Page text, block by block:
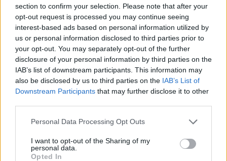
section to confirm your selection. Please note that after your
opt-out request is processed you may continue seeing
interest-based ads based on personal information utilized by
us or personal information disclosed to third parties prior to
your opt-out. You may separately opt-out of the further
disclosure of your personal information by third parties on the
IAB’s list of downstream participants. This information may
also be disclosed by us to third parties on the IAB’s List of
Downstream Participants that may further disclose it to other
Personal Data Processing Opt Outs
I want to opt-out of the Sharing of my
personal data.
Opted In
Level: 6
Lösung:EASY A
(30stimmen, durchschnitt: 3,00von 5)
Geben Sie Ihre Quiz-Nummer: